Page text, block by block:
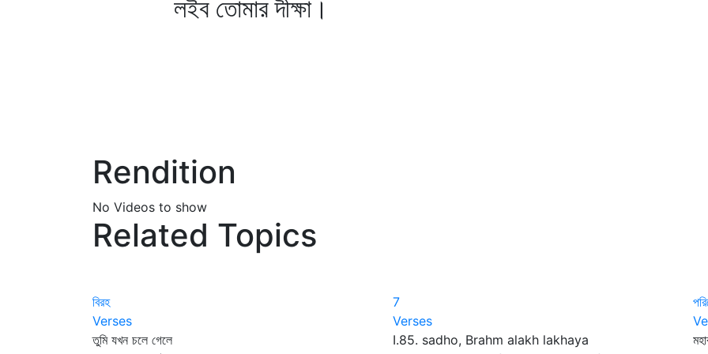
লইব তোমার দীক্ষা।
Rendition
No Videos to show
Related Topics
বিরহ
Verses
তুমি যখন চলে গেলে
7
Verses
I.85. sadho, Brahm alakh lakhaya